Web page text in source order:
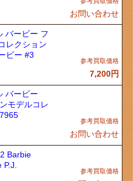
お問い合わせ
バービー フ
レクション
ビー #3
7,200円
バービー
モデルコレ
お問い合わせ
Barbie